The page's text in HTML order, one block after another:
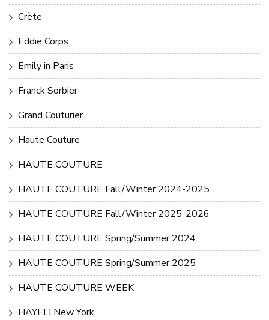
Crète
Eddie Corps
Emily in Paris
Franck Sorbier
Grand Couturier
Haute Couture
HAUTE COUTURE
HAUTE COUTURE Fall/Winter 2024-2025
HAUTE COUTURE Fall/Winter 2025-2026
HAUTE COUTURE Spring/Summer 2024
HAUTE COUTURE Spring/Summer 2025
HAUTE COUTURE WEEK
HAYELI New York